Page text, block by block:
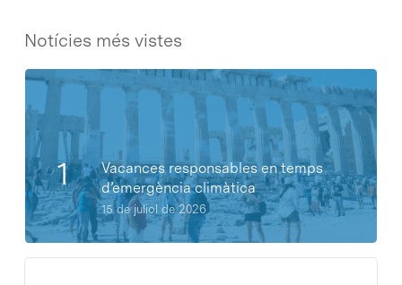
Notícies més vistes
Vacances responsables en temps
d’emergència climàtica
15 de juliol de 2026